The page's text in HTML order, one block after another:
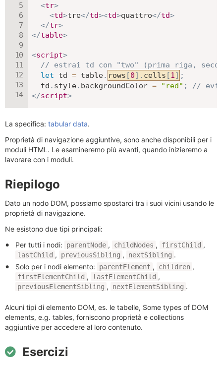
<tr>
<td>tre</td><td>quattro</td>
</tr>
</table>
<script>
// estrai td con "two" (prima riga,
let td = table. rows [0] . cells [1] ;
  td
. style. backgroundColor = "red" ;
//
</script>
La specifica: tabular data.
Proprietà di navigazione aggiuntive, sono anche disponibili per i
moduli HTML. Le esamineremo più avanti, quando inizieremo a
lavorare con i moduli.
Riepilogo
Dato un nodo DOM, possiamo spostarci tra i suoi vicini usando le
proprietà di navigazione.
Ne esistono due tipi principali:
Per tutti i nodi:
parentNode , childNodes , firstChild ,
lastChild , previousSibling , nextSibling .
Solo per i nodi elemento:
parentElement , children ,
firstElementChild , lastElementChild ,
previousElementSibling , nextElementSibling .
Alcuni tipi di elemento DOM, es. le tabelle, Some types of DOM
elements, e.g. tables, forniscono proprietà e collections
aggiuntive per accedere al loro contenuto.
Esercizi